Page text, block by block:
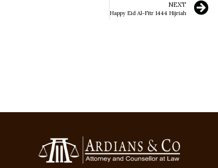
NEXT
Happy Eid Al-Fitr 1444 Hijriah